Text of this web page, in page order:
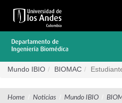
contenido
Mundo IBIO BIOMAC
Home / Noticias / Mundo IBIO /